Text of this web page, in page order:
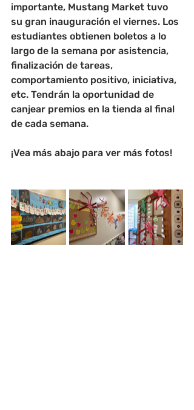
importante, Mustang Market tuvo
su gran inauguración el viernes. Los
estudiantes obtienen boletos a lo
largo de la semana por asistencia,
finalización de tareas,
comportamiento positivo, iniciativa,
etc. Tendrán la oportunidad de
canjear premios en la tienda al final
de cada semana.
¡Vea más abajo para ver más fotos!